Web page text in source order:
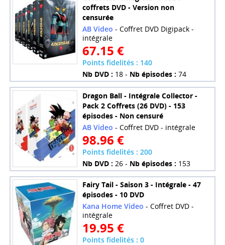
coffrets DVD - Version non
censurée
AB Video - Coffret DVD Digipack -
intégrale
67.15 €
Points fidelités : 140
Nb DVD : 18 - Nb épisodes : 74
Dragon Ball - Intégrale Collector -
Pack 2 Coffrets (26 DVD) - 153
épisodes - Non censuré
AB Video - Coffret DVD - intégrale
98.96 €
Points fidelités : 200
Nb DVD : 26 - Nb épisodes : 153
Fairy Tail - Saison 3 - Intégrale - 47
épisodes - 10 DVD
Kana Home Video - Coffret DVD -
intégrale
19.95 €
Points fidelités : 0